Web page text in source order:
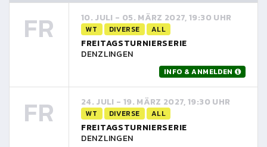
FR 10. JULI - 05. MÄRZ 2027, 19:30 UHR
WT DIVERSE ALL
FREITAGSTURNIERSERIE
DENZLINGEN
INFO & ANMELDEN
FR 24. JULI - 19. MÄRZ 2027, 19:30 UHR
WT DIVERSE ALL
FREITAGSTURNIERSERIE
DENZLINGEN